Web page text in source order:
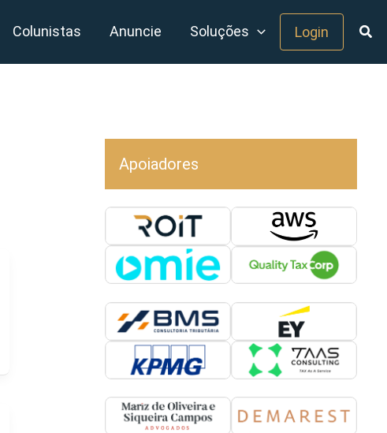
Colunistas Anuncie Soluções Login
Apoiadores